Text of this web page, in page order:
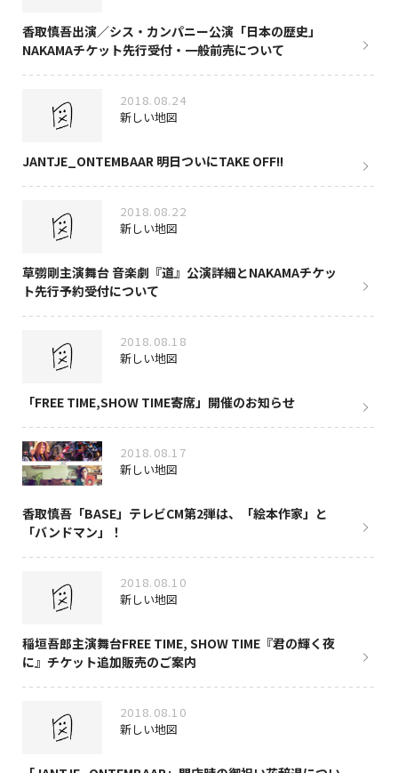
香取慎吾出演／シス・カンパニー公演「日本の歴史」
NAKAMAチケット先行受付・一般前売について
2018.08.24
新しい地図
JANTJE_ONTEMBAAR 明日ついにTAKE OFF!!
2018.08.22
新しい地図
草彅剛主演舞台 音楽劇『道』公演詳細とNAKAMAチケッ
ト先行予約受付について
2018.08.18
新しい地図
「FREE TIME,SHOW TIME寄席」開催のお知らせ
2018.08.17
新しい地図
香取慎吾「BASE」テレビCM第2弾は、「絵本作家」と
「バンドマン」！
2018.08.10
新しい地図
稲垣吾郎主演舞台FREE TIME, SHOW TIME『君の輝く夜
に』チケット追加販売のご案内
2018.08.10
新しい地図